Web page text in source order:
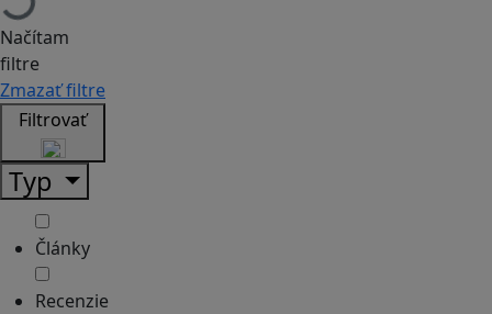
Načítam
filtre
Zmazať filtre
Filtrovať
Typ
Články
Recenzie